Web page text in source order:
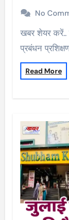
No
खबर शेयर करें.. ग्राम पंचायत कांचरी में सब्जी खेती एवं नर्सरी
प्रबंधन
Read More